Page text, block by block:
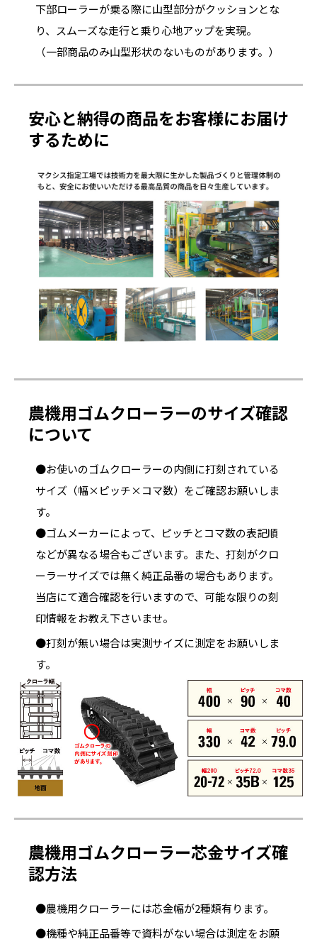
下部ローラーが乗る際に山型部分がクッションとな
り、スムーズな走行と乗り心地アップを実現。
（一部商品のみ山型形状のないものがあります。）
安心と納得の商品をお客様にお届け
するために
農機用ゴムクローラーのサイズ確認
について
●お使いのゴムクローラーの内側に打刻されている
サイズ（幅×ピッチ×コマ数）をご確認お願いしま
す。
●ゴムメーカーによって、ピッチとコマ数の表記順
などが異なる場合もございます。また、打刻がクロ
ーラーサイズでは無く純正品番の場合もあります。
当店にて適合確認を行いますので、可能な限りの刻
印情報をお教え下さいませ。
●打刻が無い場合は実測サイズに測定をお願いしま
す。
農機用ゴムクローラー芯金サイズ確
認方法
●農機用クローラーには芯金幅が2種類有ります。
●機種や純正品番等で資料がない場合は測定をお願